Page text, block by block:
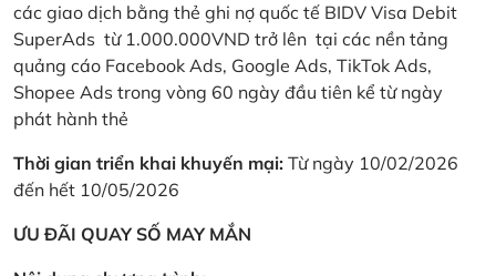
các giao dịch bằng thẻ ghi nợ quốc tế BIDV Visa Debit
SuperAds từ 1.000.000VND trở lên tại các nền tảng
quảng cáo Facebook Ads, Google Ads, TikTok Ads,
Shopee Ads trong vòng 60 ngày đầu tiên kể từ ngày
phát hành thẻ
Thời gian triển khai khuyến mại: Từ ngày 10/02/2026
đến hết 10/05/2026
ƯU ĐÃI QUAY SỐ MAY MẮN